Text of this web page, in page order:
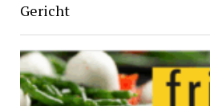
Gericht